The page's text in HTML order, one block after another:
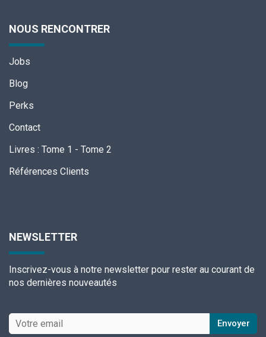
NOUS RENCONTRER
Jobs
Blog
Perks
Contact
Livres : Tome 1 - Tome 2
Références Clients
NEWSLETTER
Inscrivez-vous à notre newsletter pour rester au courant de
nos dernières nouveautés